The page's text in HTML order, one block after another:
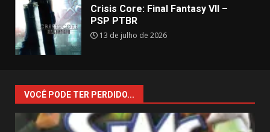
Crisis Core: Final Fantasy VII –
PSP PTBR
13 de julho de 2026
VOCÊ PODE TER PERDIDO...